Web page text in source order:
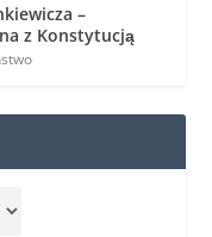
–
z Konstytucją